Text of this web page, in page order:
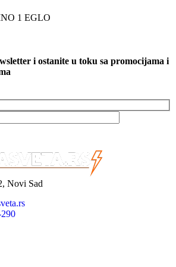
1 EGLO
i ostanite u toku sa promocijama i
Novi Sad